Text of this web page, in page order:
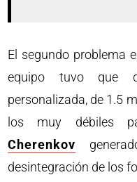
El segundo problema
equipo tuvo que
personalizada, de 1.5
los muy débiles
Cherenkov
desintegración de los